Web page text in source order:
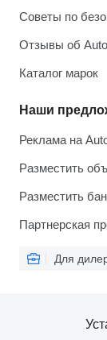
Советы по
Отзывы об
Каталог марок
Наши
Реклама на
Разместить
Разместить
Партнерская
Для